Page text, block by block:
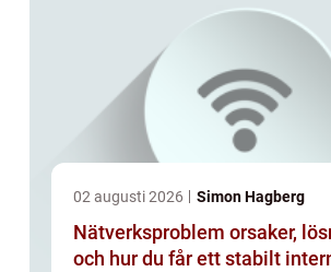
02 augusti 2026 Simon Hagberg
Nätverksproblem orsaker, lösningar
och hur du får ett stabilt